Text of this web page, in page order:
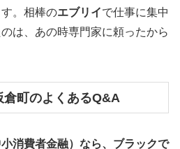
。相棒のエブリイで仕事に集中
は、あの時専門家に頼ったから
町のよくあるQ&A
消費者金融）なら、ブラックで